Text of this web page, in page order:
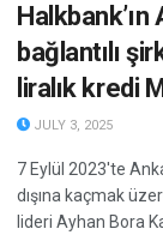
bağlantılı
liralık kredi
JULY 3, 2025
7 Eylül 2023'te
dışına kaçmak
lideri Ayhan Bora